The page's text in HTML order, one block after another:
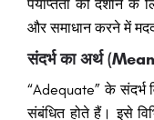
पर्याप्तता को दर्शाने
और समाधान करने में
संदर्भ का अर्थ
“Adequate” के संदर्भ
संबंधित होते हैं। इसे